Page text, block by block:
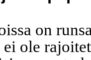
on
ei ole